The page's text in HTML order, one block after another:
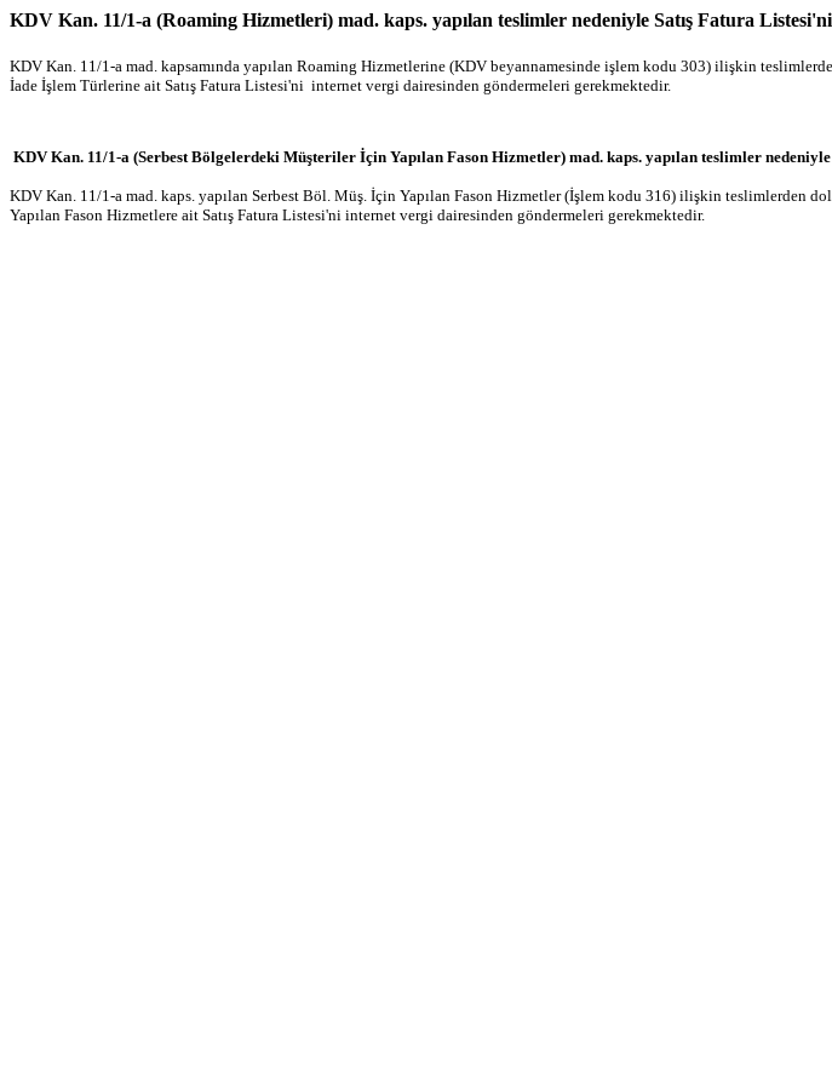
KDV Kan. 11/1-a (Roaming Hizmetleri) mad. kaps. yapılan teslimler nedeniyle Satış Fatura
KDV Kan. 11/1-a mad. kapsamında yapılan Roaming Hizmetlerine (KDV beyannamesinde işlem kodu 303) ilişkin
İade İşlem Türlerine ait Satış Fatura Listesi'ni internet vergi dairesinden göndermeleri gerekmektedir.
KDV Kan. 11/1-a (Serbest Bölgelerdeki Müşteriler İçin Yapılan Fason Hizmetler) mad. kaps. yapılan teslimler
KDV Kan. 11/1-a mad. kaps. yapılan Serbest Böl. Müş. İçin Yapılan Fason Hizmetler (İşlem kodu 316) ilişkin
Yapılan Fason Hizmetlere ait Satış Fatura Listesi'ni internet vergi dairesinden göndermeleri gerekmektedir.